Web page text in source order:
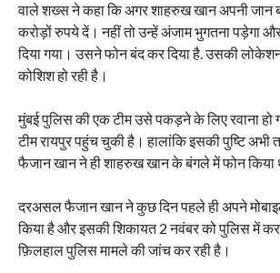
वाले शख्स ने कहा कि अगर शाहरुख खान अपनी जान
करोड़ों रुपये दें। नहीं तो उन्हें अंजाम भुगतना पड़ेगा
दिया गया। उसने फोन बंद कर दिया है. उसकी
कोशिश हो रही है।
मुंबई पुलिस की एक टीम उसे पकड़ने के लिए रवाना
टीम रायपुर पहुंच चुकी है। हालांकि इसकी पुष्टि अभी
फैजान खान ने ही शाहरुख खान के बंगले में फोन किया
दरअसल फैजान खान ने कुछ दिन पहले ही अपने
किया है और इसकी शिकायत 2 नवंबर को पुलिस में
फ़िलहाल पुलिस मामले की जांच कर रही है।